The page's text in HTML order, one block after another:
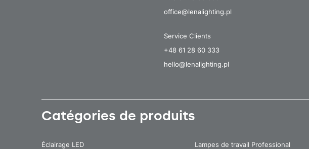
office@lenalighting.pl
Service Clients
+48 61 28 60 333
hello@lenalighting.pl
Catégories de produits
Éclairage LED
Lampes de travail Professional